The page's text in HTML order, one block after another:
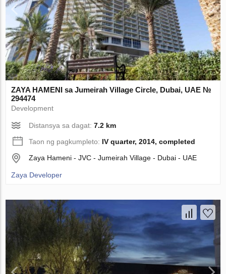
ZAYA HAMENI sa Jumeirah Village Circle, Dubai, UAE №
294474
Development
Distansya sa dagat:7.2 km
Taon ng pagkumpleto: IV quarter, 2014, completed
Zaya Hameni - JVC - Jumeirah Village - Dubai - UAE
Zaya Developer